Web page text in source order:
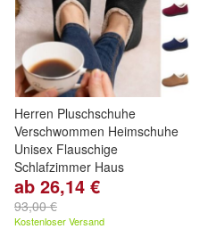
Herren Pluschschuhe
Verschwommen Heimschuhe
Unisex Flauschige
Schlafzimmer Haus
ab 26,14 €
93,00 €
Kostenloser Versand